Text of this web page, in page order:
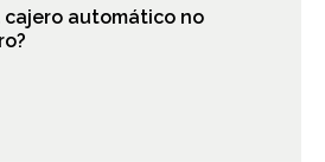
cajero automático no